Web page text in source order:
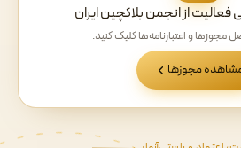
از انجمن بلاکچین ایران
مجوزها و اعتبارنامه‌ها کلیک کنید.
مجوزها